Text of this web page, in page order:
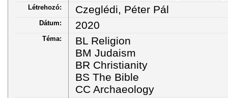
Létrehozó: Czeglédi, Péter Pál
Dátum: 2020
Téma:
BL Religion
BM Judaism
BR Christianity
BS The Bible
CC Archaeology